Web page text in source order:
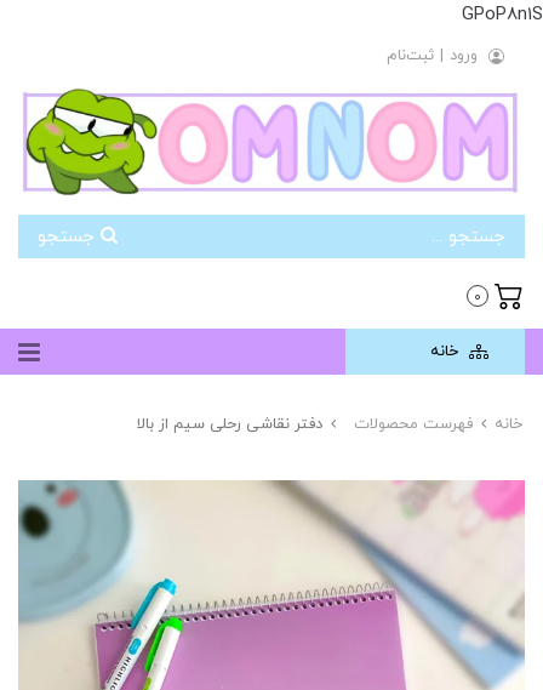
GPoP8n1S
ورود | ثبت‌نام
0
خانه
خانه فهرست محصولات دفتر نقاشی رحلی سیم از بالا